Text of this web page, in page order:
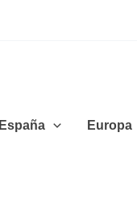
España Europa